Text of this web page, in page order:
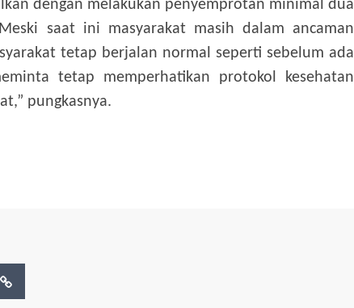
dengan melakukan penyemprotan minimal dua
saat ini masyarakat masih dalam ancaman
tetap berjalan normal seperti sebelum ada
tetap memperhatikan protokol kesehatan
pungkasnya.